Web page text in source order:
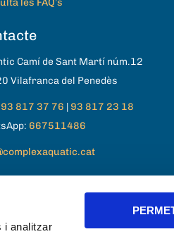
i analitzar
les FAQ’s
Camí de Sant Martí núm.12
Vilafranca del Penedès
93 817 37 76 | 93 817 23 18
667511486